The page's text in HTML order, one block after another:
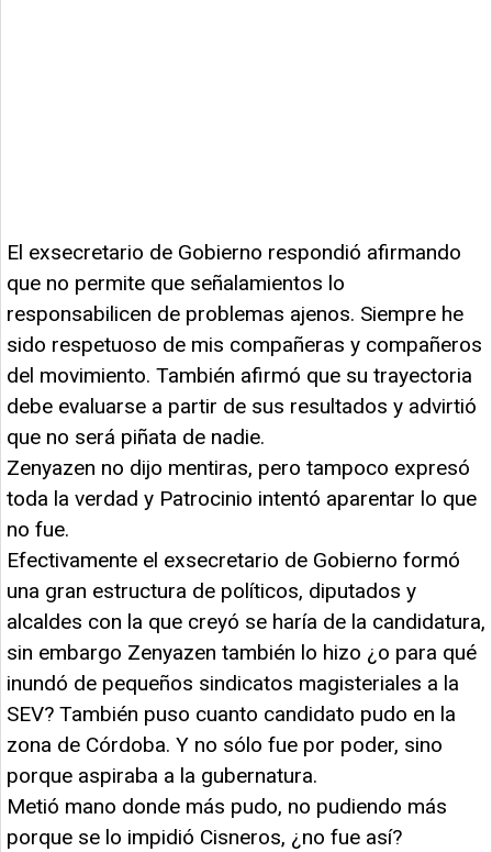
El exsecretario de Gobierno respondió afirmando
que no permite que señalamientos lo
responsabilicen de problemas ajenos. Siempre he
sido respetuoso de mis compañeras y compañeros
del movimiento. También afirmó que su trayectoria
debe evaluarse a partir de sus resultados y advirtió
que no será piñata de nadie.
Zenyazen no dijo mentiras, pero tampoco expresó
toda la verdad y Patrocinio intentó aparentar lo que
no fue.
Efectivamente el exsecretario de Gobierno formó
una gran estructura de políticos, diputados y
alcaldes con la que creyó se haría de la candidatura,
sin embargo Zenyazen también lo hizo ¿o para qué
inundó de pequeños sindicatos magisteriales a la
SEV? También puso cuanto candidato pudo en la
zona de Córdoba. Y no sólo fue por poder, sino
porque aspiraba a la gubernatura.
Metió mano donde más pudo, no pudiendo más
porque se lo impidió Cisneros, ¿no fue así?